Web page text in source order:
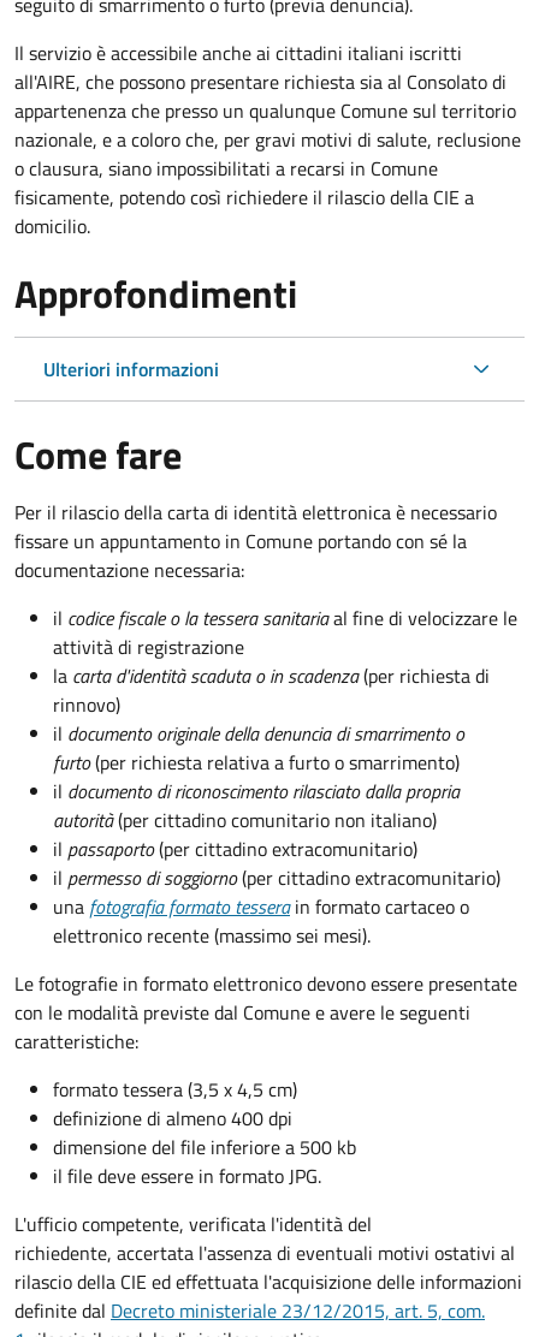
Il servizio è accessibile anche ai cittadini italiani iscritti
all'AIRE, che possono presentare richiesta sia al Consolato di
appartenenza che presso un qualunque Comune sul territorio
nazionale, e a coloro che, per gravi motivi di salute, reclusione
o clausura, siano impossibilitati a recarsi in Comune
fisicamente, potendo così richiedere il rilascio della CIE a
domicilio.
Approfondimenti
Ulteriori informazioni
Come fare
Per il rilascio della carta di identità elettronica è necessario
fissare un appuntamento in Comune portando con sé la
documentazione necessaria:
il codice fiscale o la tessera sanitariaal fine di velocizzare le
attività di registrazione
la carta d'identità scaduta o in scadenza(per richiesta di
rinnovo)
il documento originale della denuncia di smarrimento o
furto(per richiesta relativa a furto o smarrimento)
il documento di riconoscimento rilasciato dalla propria
autorità(per cittadino comunitario non italiano)
il passaporto(per cittadino extracomunitario)
il permesso di soggiorno(per cittadino extracomunitario)
una fotografia formato tessera in formato cartaceo o
elettronico recente (massimo sei mesi).
Le fotografie in formato elettronico devono essere presentate
con le modalità previste dal Comune e avere le seguenti
caratteristiche:
formato tessera (3,5 x 4,5 cm)
definizione di almeno 400 dpi
dimensione del file inferiore a 500 kb
il file deve essere in formato JPG.
L'ufficio competente, verificata l'identità del
richiedente, accertata l'assenza di eventuali motivi ostativi al
rilascio della CIE ed effettuata l'acquisizione delle informazioni
definite dal Decreto ministeriale 23/12/2015, art. 5, com.